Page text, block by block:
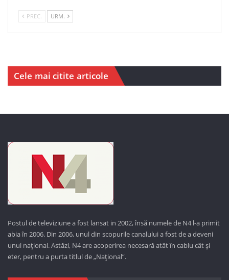
PREC. URM.
Cele mai citite articole
Postul de televiziune a fost lansat in 2002, însă numele de N4 l-a primit
abia în 2006. Din 2006, unul din scopurile canalului a fost de a deveni
unul național. Astăzi, N4 are acoperirea necesară atât în cablu cât și
eter, pentru a purta titlul de „Național”.